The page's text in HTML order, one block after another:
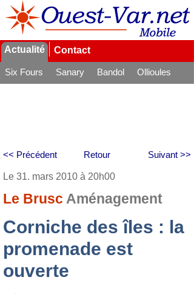
Actualité Contact
Six Fours Sanary Bandol
Ollioules
Retour
<< Précédent Suivant >>
Le 31. mars 2010 à 20h00
Le Brusc Aménagement
Corniche des îles : la
promenade est
ouverte